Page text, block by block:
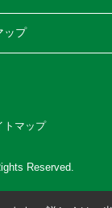
ップ
トマップ
Reserved.